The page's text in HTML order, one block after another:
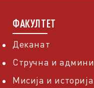
ФАКУЛТЕТ
Деканат
Стручна и
Мисија и